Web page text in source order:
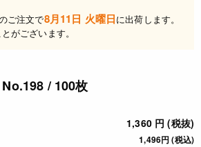
ご注文で8月11日 火曜日に出荷します。
がございます。
/ 100枚
1,360 円 (税抜)
1,496円 (税込)